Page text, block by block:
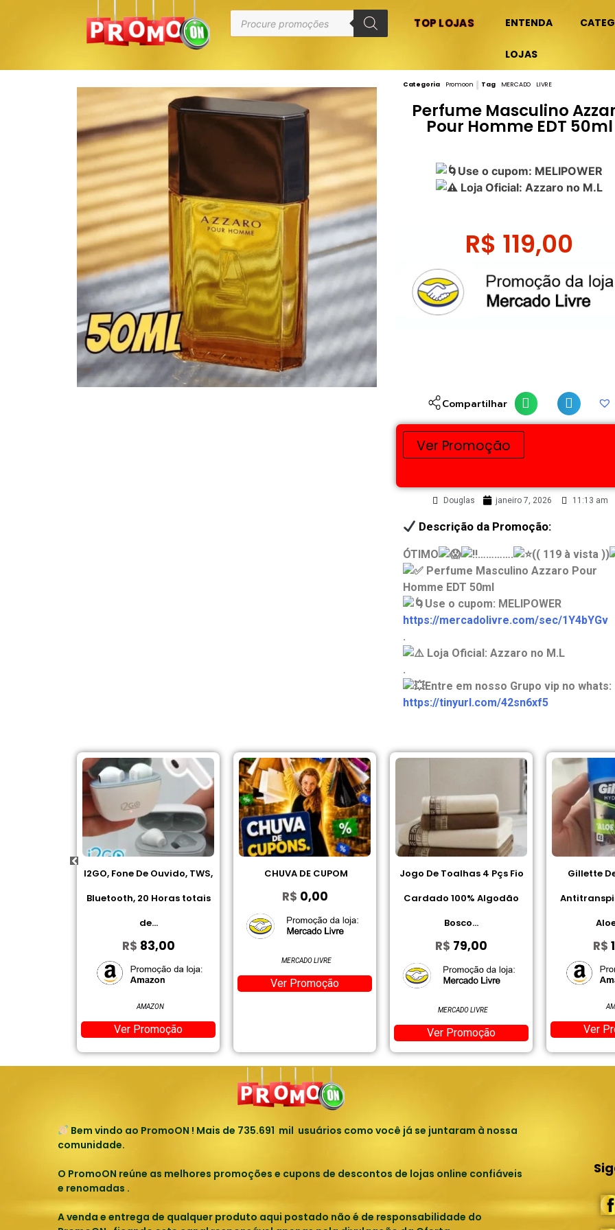
TOP LOJAS ENTENDA
LOJAS
Categoria Promoon Tag MERCADO LIVRE
Perfume Masculino
Pour Homme EDT 50ml
Use o cupom: MELIPOWER
Loja Oficial: Azzaro no M.L
R$ 119,00
Compartilhar
Ver Promoção
Douglas janeiro 7, 2026 11:13 am
Descrição da Promoção:
ÓTIMO ………….
(( 119 à vista ))
Perfume Masculino Azzaro Pour
Homme EDT 50ml
Use o cupom: MELIPOWER
https://mercadolivre.com/sec/1Y4bYGv
.
Loja Oficial: Azzaro no M.L
.
Entre em nosso Grupo vip no whats:
https://tinyurl.com/42sn6xf5
I2GO, Fone De Ouvido, TWS,
Bluetooth, 20 Horas totais
de...
R$ 83,00
Ver Promoção
AMAZON
CHUVA DE CUPOM
R$ 0,00
Ver Promoção
MERCADO LIVRE
Jogo De Toalhas 4 Pçs Fio
Cardado 100% Algodão
Bosco...
R$ 79,00
Ver Promoção
MERCADO LIVRE
Gillette
R$
Ver
Bem vindo ao PromoON ! Mais de 735.691 mil usuários como você já se juntaram à nossa
comunidade.
O PromoON reúne as melhores promoções e cupons de descontos de lojas online confiáveis
e renomadas .
A venda e entrega de qualquer produto aqui postado não é de responsabilidade do